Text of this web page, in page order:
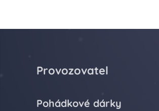
Provozovatel
Pohádkové dárky